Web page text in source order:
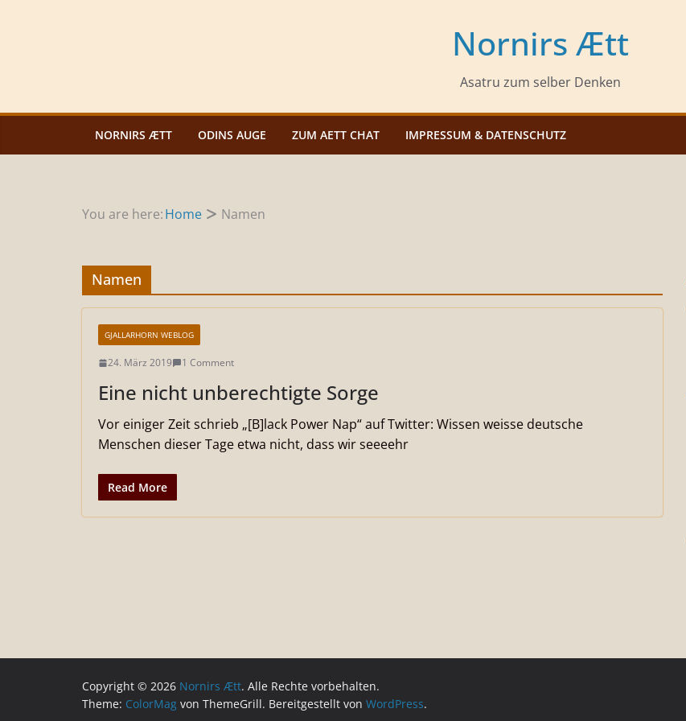
Nornirs Ætt
Asatru zum selber Denken
NORNIRS ÆTT ODINS AUGE ZUM AETT CHAT IMPRESSUM & DATENSCHUTZ
You are here:Home Namen
Namen
GJALLARHORN WEBLOG
24. März 2019 1 Comment
Eine nicht unberechtigte Sorge
Vor einiger Zeit schrieb „[B]lack Power Nap“ auf Twitter: Wissen weisse deutsche
Menschen dieser Tage etwa nicht, dass wir seeeehr
Read More
Copyright © 2026 Nornirs Ætt. Alle Rechte vorbehalten.
Theme: ColorMag von ThemeGrill. Bereitgestellt von WordPress.